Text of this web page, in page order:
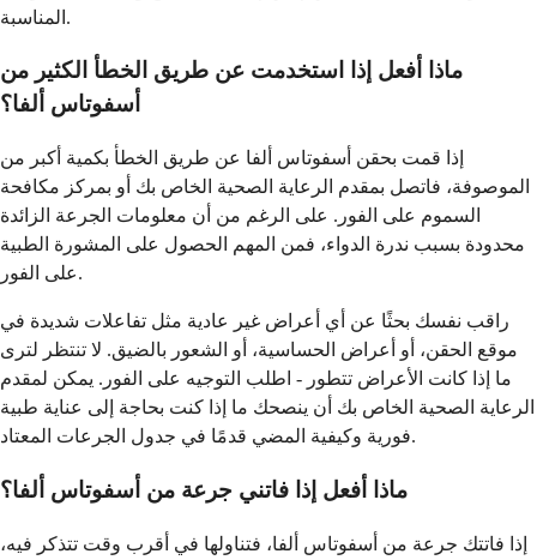
المناسبة.
ماذا أفعل إذا استخدمت عن طريق الخطأ الكثير من
أسفوتاس ألفا؟
إذا قمت بحقن أسفوتاس ألفا عن طريق الخطأ بكمية أكبر من
الموصوفة، فاتصل بمقدم الرعاية الصحية الخاص بك أو بمركز مكافحة
السموم على الفور. على الرغم من أن معلومات الجرعة الزائدة
محدودة بسبب ندرة الدواء، فمن المهم الحصول على المشورة الطبية
على الفور.
راقب نفسك بحثًا عن أي أعراض غير عادية مثل تفاعلات شديدة في
موقع الحقن، أو أعراض الحساسية، أو الشعور بالضيق. لا تنتظر لترى
ما إذا كانت الأعراض تتطور - اطلب التوجيه على الفور. يمكن لمقدم
الرعاية الصحية الخاص بك أن ينصحك ما إذا كنت بحاجة إلى عناية طبية
فورية وكيفية المضي قدمًا في جدول الجرعات المعتاد.
ماذا أفعل إذا فاتني جرعة من أسفوتاس ألفا؟
إذا فاتتك جرعة من أسفوتاس ألفا، فتناولها في أقرب وقت تتذكر فيه،